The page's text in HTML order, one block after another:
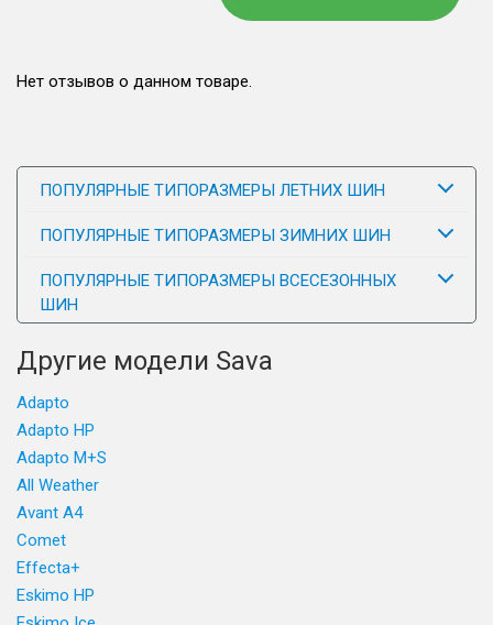
Нет отзывов о данном товаре.
ПОПУЛЯРНЫЕ ТИПОРАЗМЕРЫ ЛЕТНИХ ШИН
ПОПУЛЯРНЫЕ ТИПОРАЗМЕРЫ ЗИМНИХ ШИН
ПОПУЛЯРНЫЕ ТИПОРАЗМЕРЫ ВСЕСЕЗОННЫХ
ШИН
Другие модели Sava
Adapto
Adapto HP
Adapto M+S
All Weather
Avant A4
Comet
Effecta+
Eskimo HP